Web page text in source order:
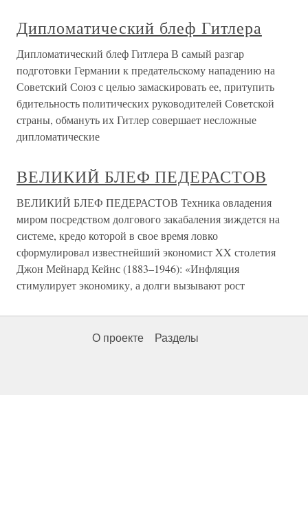
Дипломатический блеф Гитлера
Дипломатический блеф Гитлера В самый разгар
подготовки Германии к предательскому нападению на
Советский Союз с целью замаскировать ее, притупить
бдительность политических руководителей Советской
страны, обмануть их Гитлер совершает несложные
дипломатические
ВЕЛИКИЙ БЛЕФ ПЕДЕРАСТОВ
ВЕЛИКИЙ БЛЕФ ПЕДЕРАСТОВ Техника овладения
миром посредством долгового закабаления зиждется на
системе, кредо которой в свое время ловко
сформулировал известнейший экономист XX столетия
Джон Мейнард Кейнс (1883–1946): «Инфляция
стимулирует экономику, а долги вызывают рост
О проекте Разделы